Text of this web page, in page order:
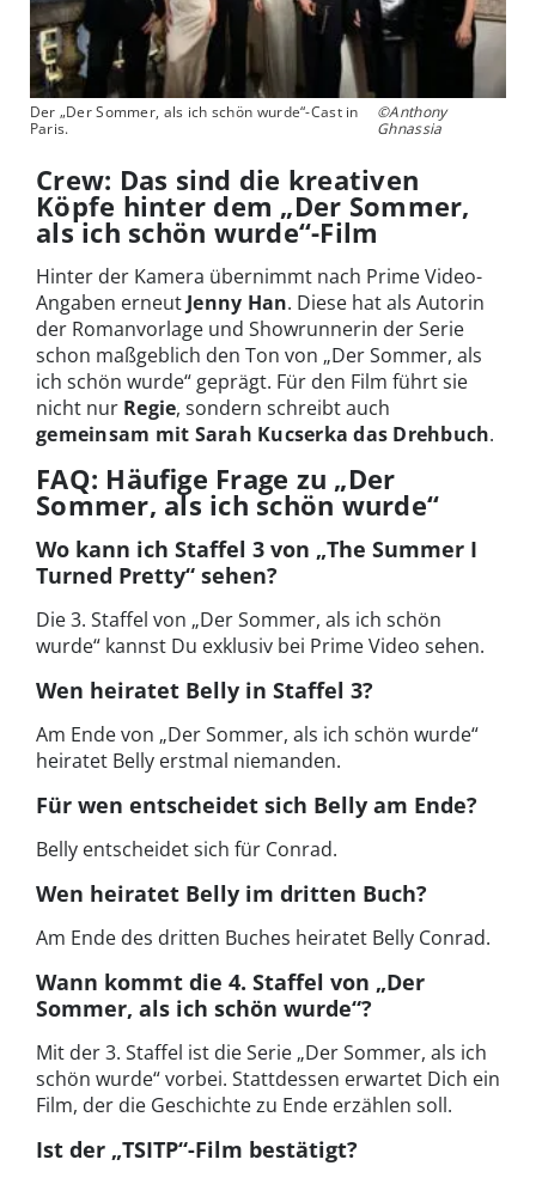
Der „Der Sommer, als ich schön wurde“-Cast in
Paris.
©Anthony
Ghnassia
Crew: Das sind die kreativen
Köpfe hinter dem „Der Sommer,
als ich schön wurde“-Film
Hinter der Kamera übernimmt nach Prime Video-
Angaben erneut Jenny Han. Diese hat als Autorin
der Romanvorlage und Showrunnerin der Serie
schon maßgeblich den Ton von „Der Sommer, als
ich schön wurde“ geprägt. Für den Film führt sie
nicht nur Regie, sondern schreibt auch
gemeinsam mit Sarah Kucserka das Drehbuch.
FAQ: Häufige Frage zu „Der
Sommer, als ich schön wurde“
Wo kann ich Staffel 3 von „The Summer I
Turned Pretty“ sehen?
Die 3. Staffel von „Der Sommer, als ich schön
wurde“ kannst Du exklusiv bei Prime Video sehen.
Wen heiratet Belly in Staffel 3?
Am Ende von „Der Sommer, als ich schön wurde“
heiratet Belly erstmal niemanden.
Für wen entscheidet sich Belly am Ende?
Belly entscheidet sich für Conrad.
Wen heiratet Belly im dritten Buch?
Am Ende des dritten Buches heiratet Belly Conrad.
Wann kommt die 4. Staffel von „Der
Sommer, als ich schön wurde“?
Mit der 3. Staffel ist die Serie „Der Sommer, als ich
schön wurde“ vorbei. Stattdessen erwartet Dich ein
Film, der die Geschichte zu Ende erzählen soll.
Ist der „TSITP“-Film bestätigt?